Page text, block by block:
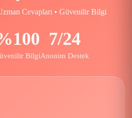
Cevapları • Güvenilir Bilgi
Bilgi
7/24
Anonim Destek